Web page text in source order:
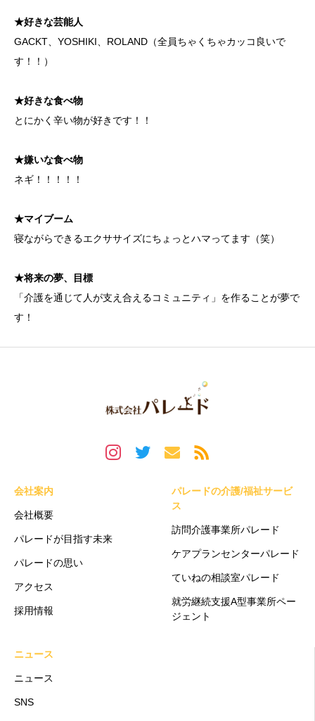
★好きな芸能人
GACKT、YOSHIKI、ROLAND（全員ちゃくちゃカッコ良いで
す！！）
★好きな食べ物
とにかく辛い物が好きです！！
★嫌いな食べ物
ネギ！！！！！
★マイブーム
寝ながらできるエクササイズにちょっとハマってます（笑）
★将来の夢、目標
「介護を通じて人が支え合えるコミュニティ」を作ることが夢で
す！
会社案内
会社概要
パレードが目指す未来
パレードの思い
アクセス
採用情報
パレードの介護/福祉サービ
ス
訪問介護事業所パレード
ケアプランセンターパレード
ていねの相談室パレード
就労継続支援A型事業所ペー
ジェント
ニュース
ニュース
SNS